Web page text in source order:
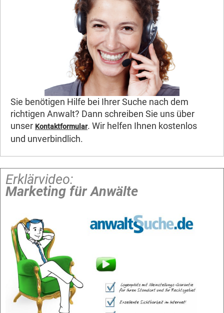
Sie benötigen Hilfe bei Ihrer Suche nach dem
richtigen Anwalt? Dann schreiben Sie uns über
unser Kontaktformular. Wir helfen Ihnen kostenlos
und unverbindlich.
Erklärvideo:
Marketing für Anwälte